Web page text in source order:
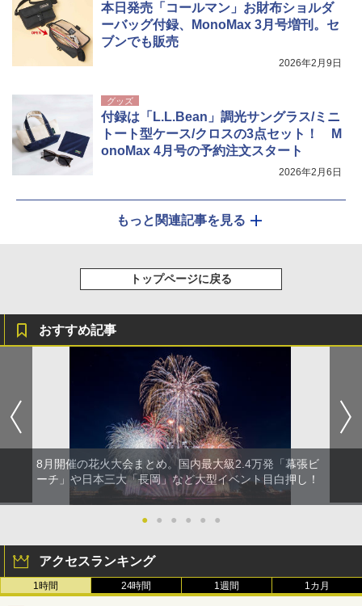
本日発売「コールマン」お財布ショルダ
ーバッグ付録、MonoMax 3月号増刊。セ
ブンでも販売
2026年2月9日
グッズ
付録は「L.L.Bean」調光サングラス/ミニ
トート型ケース/クロスの3点セット！ M
onoMax 4月号の予約注文スタート
2026年2月6日
もっと関連記事を見る
トップページに戻る
おすすめ記事
8月開催の花火大会まとめ。国内最大級2.4万発「幕張ビ
ーチ」や日本三大「長岡」など大型イベント目白押し！
● ● ● ● ● ●
アクセスランキング
1時間 24時間 1週間 1カ月